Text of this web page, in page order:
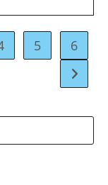
5 6
Naar
op